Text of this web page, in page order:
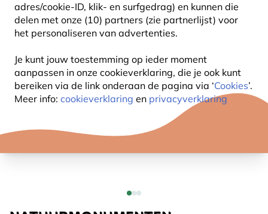
adres/cookie-ID, klik- en surfgedrag) en kunnen die
delen met onze (10) partners (zie partnerlijst) voor
het personaliseren van advertenties.
Je kunt jouw toestemming op ieder moment
aanpassen in onze cookieverklaring, die je ook kunt
bereiken via de link onderaan de pagina via ‘Cookies’.
Meer info: cookieverklaring en privacyverklaring